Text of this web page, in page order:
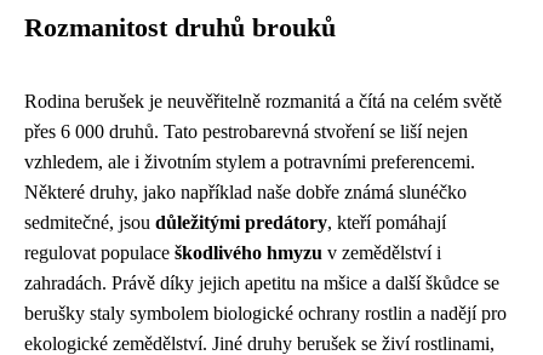
Rozmanitost druhů brouků
Rodina berušek je neuvěřitelně rozmanitá a čítá na celém světě
přes 6 000 druhů. Tato pestrobarevná stvoření se liší nejen
vzhledem, ale i životním stylem a potravními preferencemi.
Některé druhy, jako například naše dobře známá slunéčko
sedmitečné, jsou důležitými predátory, kteří pomáhají
regulovat populace škodlivého hmyzu v zemědělství i
zahradách. Právě díky jejich apetitu na mšice a další škůdce se
berušky staly symbolem biologické ochrany rostlin a nadějí pro
ekologické zemědělství. Jiné druhy berušek se živí rostlinami,